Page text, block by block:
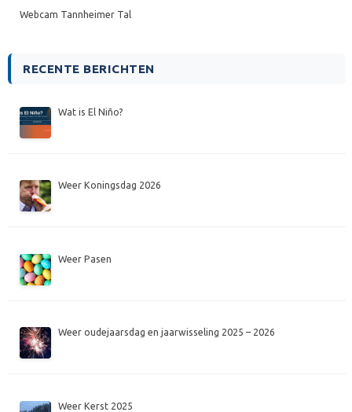
Webcam Tannheimer Tal
RECENTE BERICHTEN
Wat is El Niño?
Weer Koningsdag 2026
Weer Pasen
Weer oudejaarsdag en jaarwisseling 2025 – 2026
Weer Kerst 2025